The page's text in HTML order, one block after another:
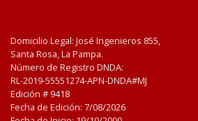
Domicilio Legal: José Ingenieros 855,
Santa Rosa, La Pampa.
Número de Registro DNDA:
RL-2019-55551274-APN-DNDA#MJ
Edición # 9418
Fecha de Edición: 7/08/2026